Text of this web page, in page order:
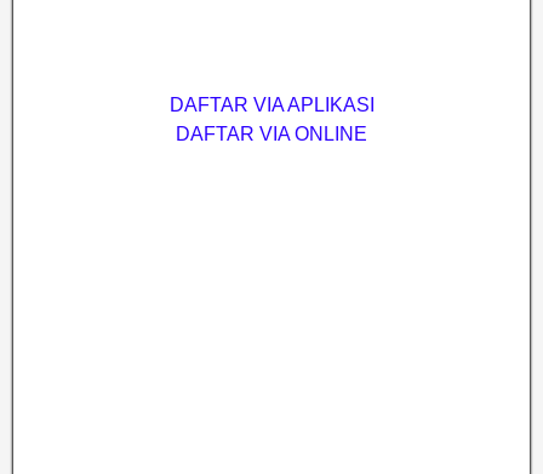
DAFTAR VIA APLIKASI
DAFTAR VIA ONLINE